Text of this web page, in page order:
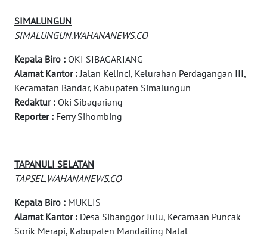
SIMALUNGUN
SIMALUNGUN.WAHANANEWS.CO
Kepala Biro : OKI SIBAGARIANG
Alamat Kantor :Jalan Kelinci, Kelurahan Perdagangan III,
Kecamatan Bandar, Kabupaten Simalungun
Redaktur : Oki Sibagariang
Reporter : Ferry Sihombing
TAPANULI SELATAN
TAPSEL.WAHANANEWS.CO
Kepala Biro : MUKLIS
Alamat Kantor : Desa Sibanggor Julu, Kecamaan Puncak
Sorik Merapi, Kabupaten Mandailing Natal
WAHANA
WAHANA
ADVOKAT
WAHANA
WAHANA
KONSUMEN
WAHANA
LISTRIK